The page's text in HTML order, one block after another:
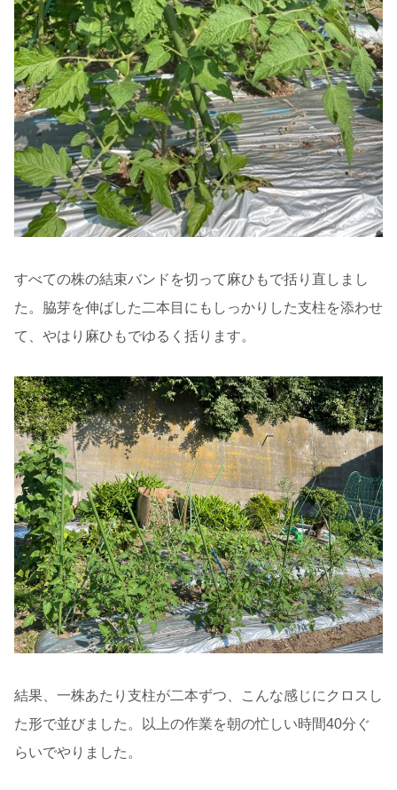
すべての株の結束バンドを切って麻ひもで括り直しまし
た。脇芽を伸ばした二本目にもしっかりした支柱を添わせ
て、やはり麻ひもでゆるく括ります。
結果、一株あたり支柱が二本ずつ、こんな感じにクロスし
た形で並びました。以上の作業を朝の忙しい時間40分ぐ
らいでやりました。